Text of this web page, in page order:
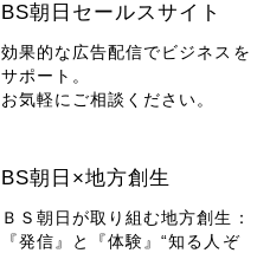
BS朝日セールスサイト
効果的な広告配信でビジネスを
サポート。
お気軽にご相談ください。
BS朝日×地方創生
ＢＳ朝日が取り組む地方創生：
『発信』と『体験』“知る人ぞ